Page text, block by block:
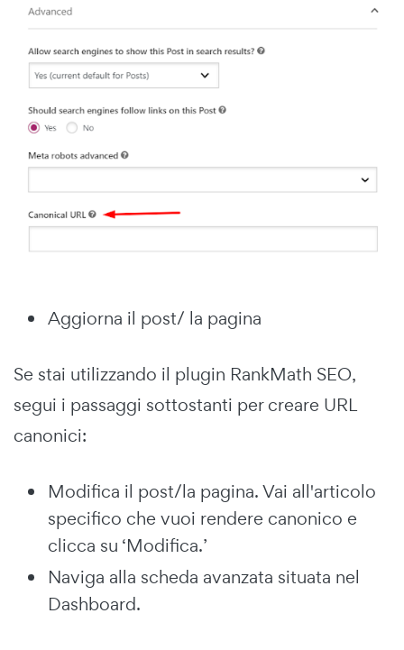
Aggiorna il post/ la pagina
Se stai utilizzando il plugin RankMath SEO,
segui i passaggi sottostanti per creare URL
canonici:
Modifica il post/la pagina. Vai all'articolo
specifico che vuoi rendere canonico e
clicca su ‘Modifica.’
Naviga alla scheda avanzata situata nel
Dashboard.